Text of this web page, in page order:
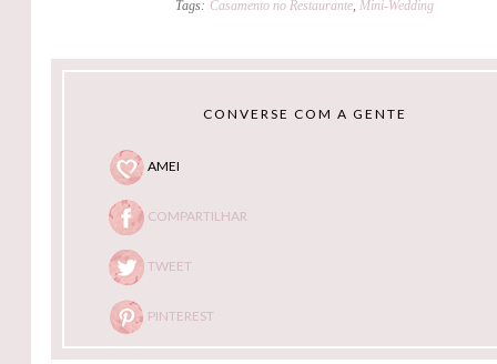
Tags: Casamento no Restaurante,Mini-Wedding
CONVERSE COM A GENTE
AMEI
COMPARTILHAR
TWEET
PINTEREST